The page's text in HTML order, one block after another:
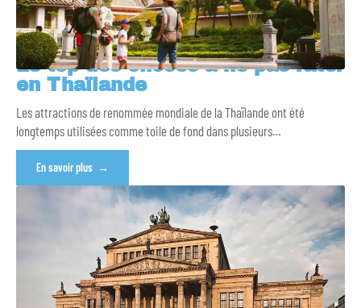
Le top des choses à ne pas rater
en Thaïlande
Les attractions de renommée mondiale de la Thaïlande ont été
longtemps utilisées comme toile de fond dans plusieurs…
En savoir plus